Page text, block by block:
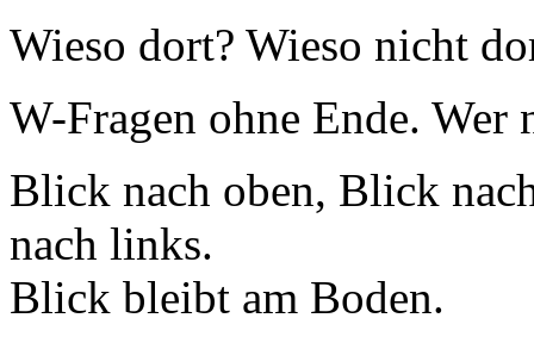
Wieso dort? Wieso nicht
W-Fragen ohne Ende.
Blick nach oben, Blick
nach links.
Blick bleibt am Boden.